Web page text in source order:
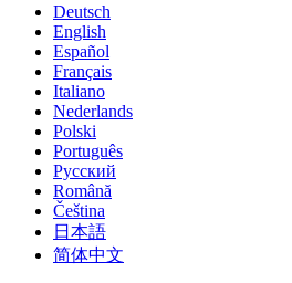
Deutsch
English
Español
Français
Italiano
Nederlands
Polski
Português
Pусский
Română
Čeština
日本語
简体中文